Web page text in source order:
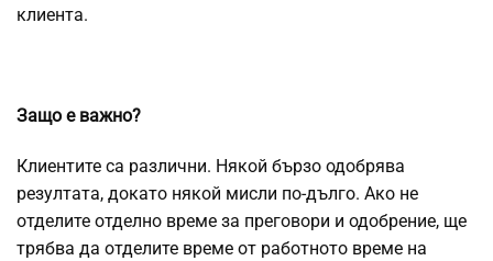
клиента.
Защо е важно?
Клиентите са различни. Някой бързо одобрява
резултата, докато някой мисли по-дълго. Ако не
отделите отделно време за преговори и одобрение, ще
трябва да отделите време от работното време на